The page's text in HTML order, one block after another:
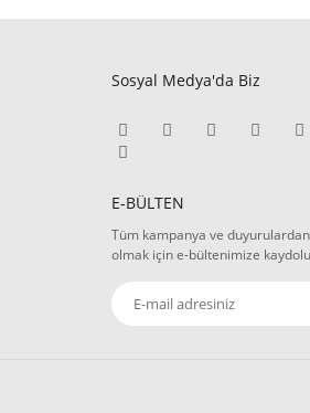
Sosyal Medya'da Biz
E-BÜLTEN
Tüm kampanya ve
olmak için e-bültenimize